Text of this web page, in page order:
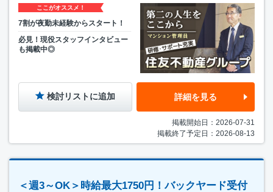
ここがオススメ！
7割が夜勤未経験からスタート！
必見！現役スタッフインタビュー
も掲載中◎
検討リストに追加 詳細を見る
掲載開始日：2026-07-31
掲載終了予定日：2026-08-13
＜週3～OK＞時給最大1750円！バックヤード受付